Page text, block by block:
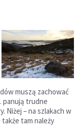
muszą zachować
panują trudne
Niżej – na szlakach w
tam należy